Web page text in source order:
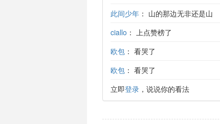
此间少年： 山的那边无非还是山
ciallo ： 上点赞榜了
欧包： 看哭了
欧包： 看哭了
立即登录，说说你的看法